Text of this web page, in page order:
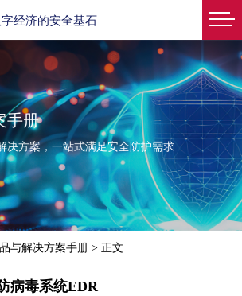
经济的安全基石
手册
决方案，一站式满足安全防护需求
与解决方案手册 > 正文
病毒系统EDR